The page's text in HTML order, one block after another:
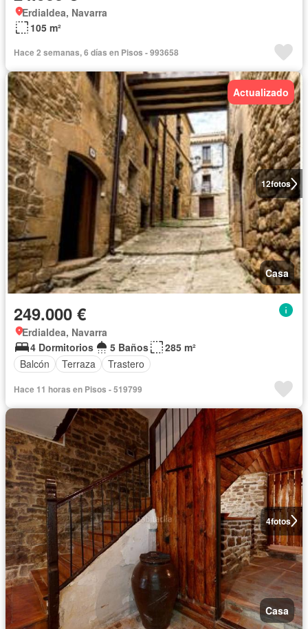
Erdialdea, Navarra
105 m²
Hace 2 semanas, 6 días en Pisos - 993658
12fotos
Actualizado
Casa
249.000 €
Erdialdea, Navarra
4 Dormitorios
5 Baños
285 m²
Balcón
Terraza Trastero
Hace 11 horas en Pisos - 519799
4fotos
Casa